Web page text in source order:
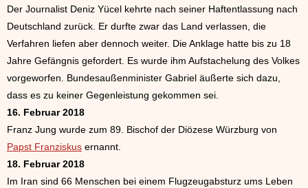
Der Journalist Deniz Yücel kehrte nach seiner Haftentlassung nach
Deutschland zurück. Er durfte zwar das Land verlassen, die
Verfahren liefen aber dennoch weiter. Die Anklage hatte bis zu 18
Jahre Gefängnis gefordert. Es wurde ihm Aufstachelung des Volkes
vorgeworfen. Bundesaußenminister Gabriel äußerte sich dazu,
dass es zu keiner Gegenleistung gekommen sei.
16. Februar 2018
Franz Jung wurde zum 89. Bischof der Diözese Würzburg von
Papst Franziskus ernannt.
18. Februar 2018
Im Iran sind 66 Menschen bei einem Flugzeugabsturz ums Leben